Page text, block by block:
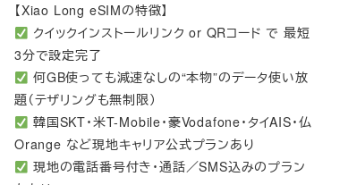
【Xiao Long eSIMの特徴】
クイックインストールリンク or QRコード で 最短
3分で設定完了
何GB使っても減速なしの“本物”のデータ使い放
題（テザリングも無制限）
韓国SKT・米T-Mobile・豪Vodafone・タイAIS・仏
Orange など現地キャリア公式プランあり
現地の電話番号付き・通話／SMS込みのプラン